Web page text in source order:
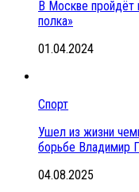
В Москве пройдёт
полка»
01.04.2024
Спорт
Ушел из жизни
борьбе Владимир
04.08.2025